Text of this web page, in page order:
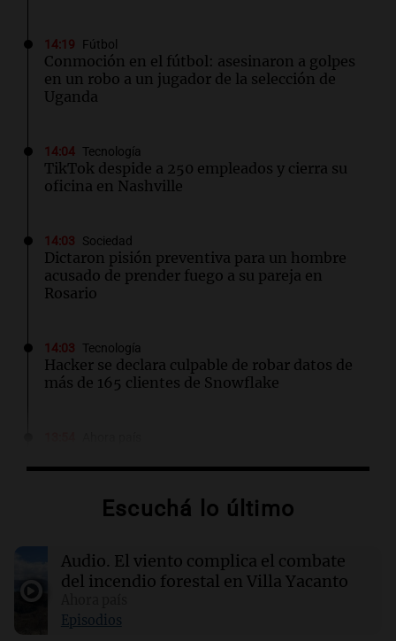
14:19 Fútbol
Conmoción en el fútbol: asesinaron a golpes
en un robo a un jugador de la selección de
Uganda
14:04 Tecnología
TikTok despide a 250 empleados y cierra su
oficina en Nashville
14:03 Sociedad
Dictaron pisión preventiva para un hombre
acusado de prender fuego a su pareja en
Rosario
14:03 Tecnología
Hacker se declara culpable de robar datos de
más de 165 clientes de Snowflake
derrumbaron la versión de la explosión del
Las características del hogar de lujo que hoy
son esenciales para la vida cotidiana
Escuchá lo último
Audio. El viento complica el combate
del incendio forestal en Villa Yacanto
Episodios